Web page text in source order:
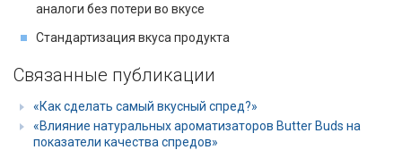
аналоги без потери во вкусе
Стандартизация вкуса продукта
Связанные публикации
«Как сделать самый вкусный спред?»
«Влияние натуральных ароматизаторов Butter Buds на
показатели качества спредов»